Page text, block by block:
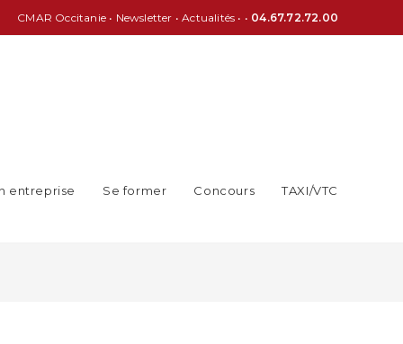
CMAR Occitanie• Newsletter •Actualités • • 04.67.72.72.00
entreprise Se former Concours TAXI/VTC